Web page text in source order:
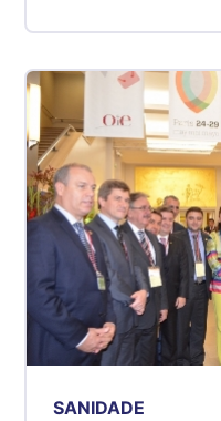
SANIDADE